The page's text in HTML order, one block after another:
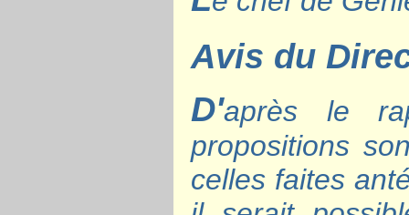
Avis du
D'après le
propositions
celles faites